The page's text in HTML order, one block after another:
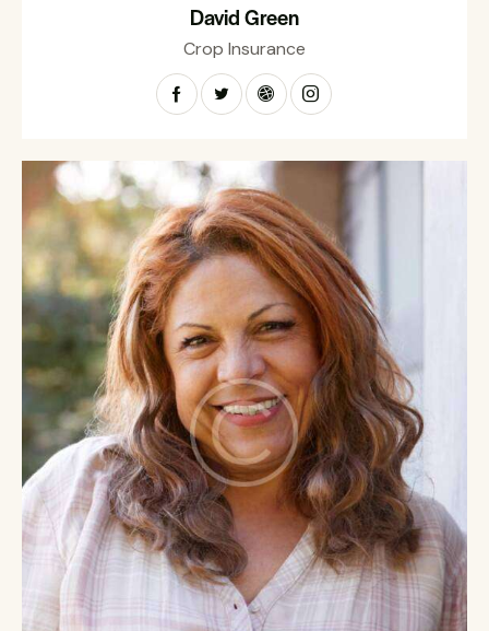
David Green
Crop Insurance